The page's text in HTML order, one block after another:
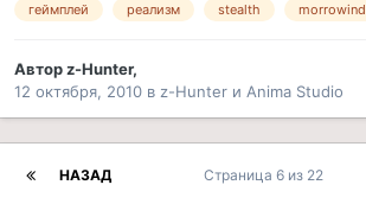
геймплей реализм stealth morrowind
Авторz-Hunter,
12 октября, 2010 в z-Hunter и Anima Studio
НАЗАД Страница 6 из 22